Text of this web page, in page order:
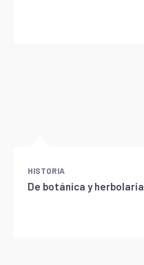
HISTORIA
De botánica y herbolaria